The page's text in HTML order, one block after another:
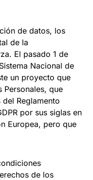
de datos, los
de la
El pasado 1 de
Nacional de
un proyecto que
Personales, que
Reglamento
por sus siglas en
Europea, pero que
de los